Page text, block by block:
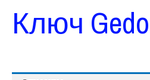
Ключ